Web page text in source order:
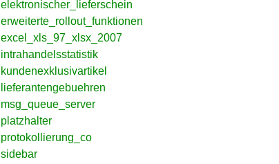
elektronischer_lieferschein
erweiterte_rollout_funktionen
excel_xls_97_xlsx_2007
intrahandelsstatistik
kundenexklusivartikel
lieferantengebuehren
msg_queue_server
platzhalter
protokollierung_co
sidebar